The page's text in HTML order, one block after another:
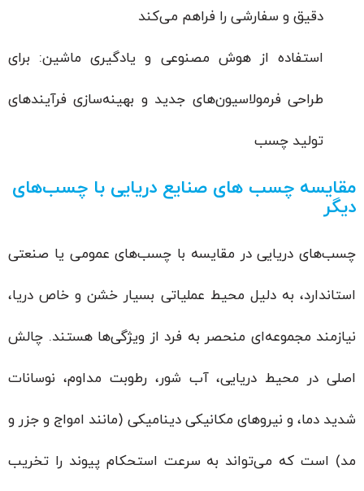
دقیق و سفارشی را فراهم می‌کند
استفاده از هوش مصنوعی و یادگیری ماشین: برای
طراحی فرمولاسیون‌های جدید و بهینه‌سازی فرآیندهای
تولید چسب
مقایسه چسب های صنایع دریایی با چسب‌های
دیگر
چسب‌های دریایی در مقایسه با چسب‌های عمومی یا صنعتی
استاندارد، به دلیل محیط عملیاتی بسیار خشن و خاص دریا،
نیازمند مجموعه‌ای منحصر به فرد از ویژگی‌ها هستند. چالش
اصلی در محیط دریایی، آب شور، رطوبت مداوم، نوسانات
شدید دما، و نیروهای مکانیکی دینامیکی (مانند امواج و جزر و
مد) است که می‌تواند به سرعت استحکام پیوند را تخریب